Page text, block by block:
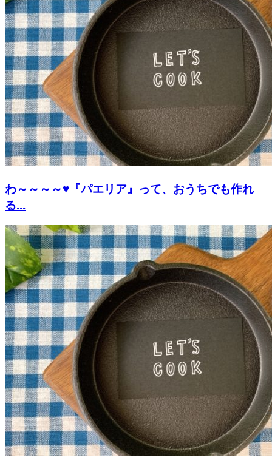
わ～～～～♥『パエリア』って、おうちでも作れ
る...